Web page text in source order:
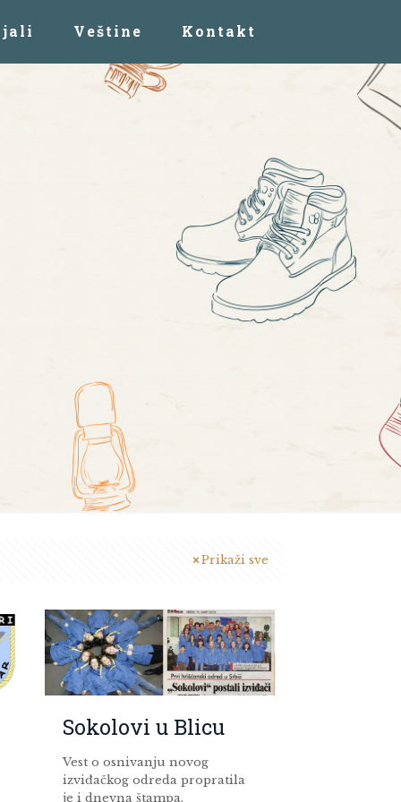
Veštine Kontakt
Prikaži sve
Sokolovi u Blicu
Vest o osnivanju novog
izviđačkog odreda propratila
je i dnevna štampa.